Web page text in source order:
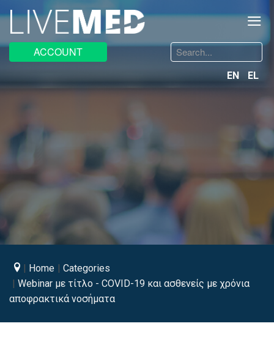
≡
ACCOUNT
Search
EN EL
Home
Categories
Webinar με τίτλο - COVID-19 και ασθενείς με χρόνια
αποφρακτικά νοσήματα